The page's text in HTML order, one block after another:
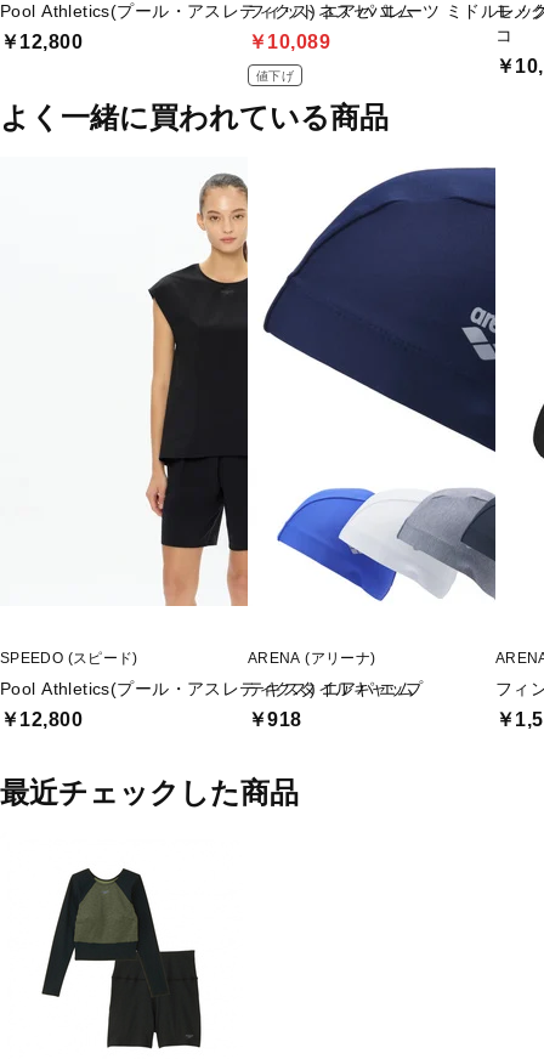
Pool Athletics(プール・アスレティクス) エアパ エム
￥12,800
フィットネスセパレーツ ミドルレッ
￥10,089
値下げ
モノ
コ
￥
よく一緒に買われている商品
SPEEDO (スピード)
Pool Athletics(プール・アスレティクス) エアパ エム
￥12,800
ARENA (アリーナ)
テキスタイルキャップ
￥918
フィ
￥
最近チェックした商品